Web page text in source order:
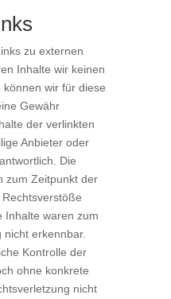
zu externen
Inhalte wir keinen
können wir für diese
Gewähr
der verlinkten
Anbieter oder
Die
zum Zeitpunkt der
Inhalte waren zum
erkennbar.
Kontrolle der
ohne konkrete
nicht